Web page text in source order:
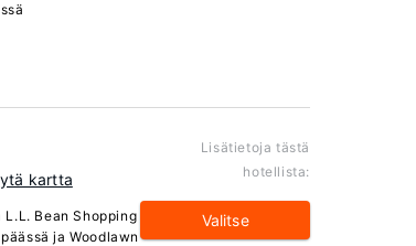
kartta
Bean Shopping
ja Woodlawn
Lisätietoja tästä
hotellista:
Valitse